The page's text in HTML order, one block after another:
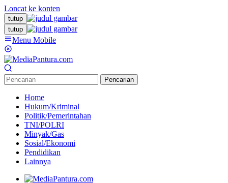
Loncat ke konten
tutup
tutup
Menu Mobile
Pencarian
Home
Hukum/Kriminal
Politik/Pemerintahan
TNI/POLRI
Minyak/Gas
Sosial/Ekonomi
Pendidikan
Lainnya